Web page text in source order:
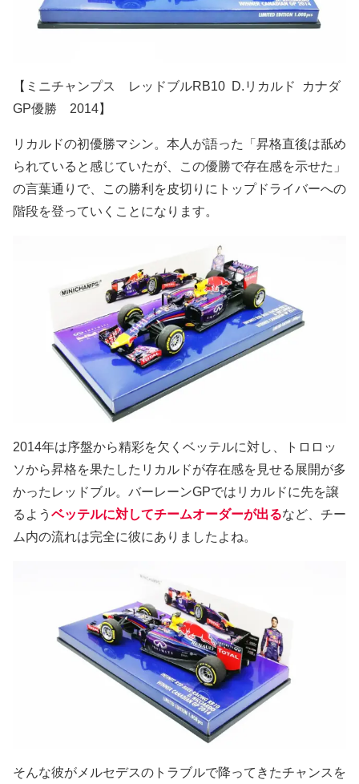
【ミニチャンプス レッドブルRB10 D.リカルド カナダ
GP優勝 2014】
リカルドの初優勝マシン。本人が語った「昇格直後は舐め
られていると感じていたが、この優勝で存在感を示せた」
の言葉通りで、この勝利を皮切りにトップドライバーへの
階段を登っていくことになります。
2014年は序盤から精彩を欠くベッテルに対し、トロロッ
ソから昇格を果たしたリカルドが存在感を見せる展開が多
かったレッドブル。バーレーンGPではリカルドに先を譲
るよう ベッテルに対してチームオーダーが出るなど、チー
ム内の流れは完全に彼にありましたよね。
そんな彼がメルセデスのトラブルで降ってきたチャンスを